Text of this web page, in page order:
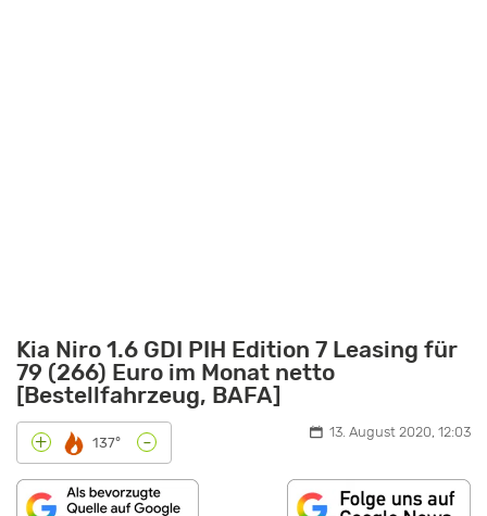
Kia Niro 1.6 GDI PIH Edition 7 Leasing für
79 (266) Euro im Monat netto
[Bestellfahrzeug, BAFA]
+ 137° - 13. August 2020, 12:03